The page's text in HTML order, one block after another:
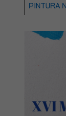
PINTURA